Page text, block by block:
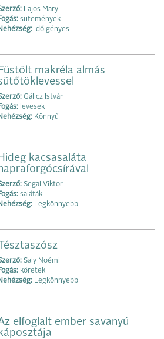
Lajos Mary
sütemények
Időigényes
Füstölt makréla almás
Gálicz István
levesek
Könnyű
Hideg kacsasaláta
Segal Viktor
saláták
Legkönnyebb
Saly Noémi
köretek
Legkönnyebb
elfoglalt ember savanyú
káposztája